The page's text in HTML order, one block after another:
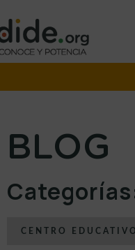
BLOG
CENTRO EDUCATIVO